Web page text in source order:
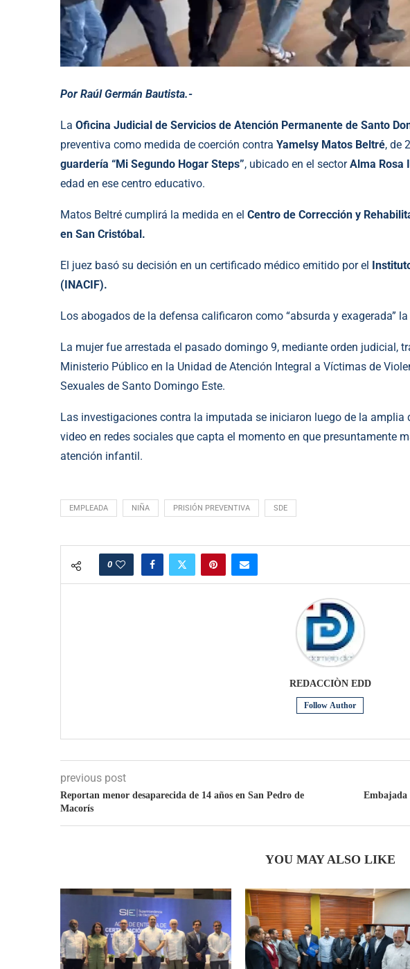
Por Raúl Germán Bautista.-
La Oficina Judicial de Servicios de Atención Permanente de Santo
preventiva como medida de coerción contra Yamelsy Matos Beltré, de
guardería “Mi Segundo Hogar Steps”, ubicado en el sectorAlma Rosa
edad en ese centro educativo.
Matos Beltré cumplirá la medida en el Centro de Corrección y
en San Cristóbal.
El juez basó su decisión en un certificado médico emitido por el
(INACIF).
Los abogados de la defensa calificaron como “absurda y exagerada”
La mujer fue arrestada el pasado domingo 9, mediante orden judicial,
Ministerio Público en la Unidad de Atención Integral a Víctimas de
Sexuales de Santo Domingo Este.
Las investigaciones contra la imputada se iniciaron luego de la amplia
video en redes sociales que capta el momento en que presuntamente
atención infantil.
EMPLEADA NIÑA PRISIÓN PREVENTIVA SDE
0
REDACCIÒN EDD
Follow Author
previous post
Reportan menor desaparecida de 14 años en San Pedro de
Macorís
Embajada
YOU MAY ALSO LIKE